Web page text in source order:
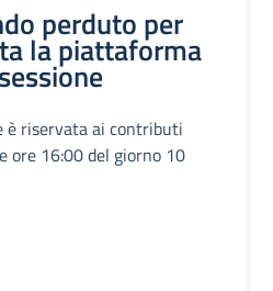
perduto per
la piattaforma
è riservata ai contributi
16:00 del giorno 10